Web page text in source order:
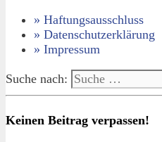
» Haftungsausschluss
» Datenschutzerklärung
» Impressum
Suche nach:
Keinen Beitrag verpassen!